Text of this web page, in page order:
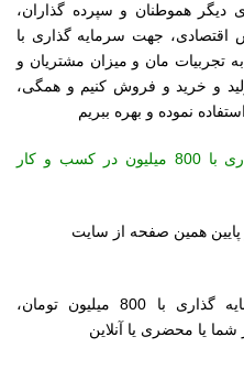
را برای دیگر هموطنان و سپرده گذاران،
اقتصادی، جهت سرمایه گذاری با
به تجربیات مان و میزان مشتریان و
و خرید و فروش کنیم و همگی،
نموده و بهره ببریم
نحوه شروع شراکت و سرمایه گذاری با 800 میلیون در کسب و کار
پایین همین صفحه از سایت
انجام قرارداد شراکت در سرمایه گذاری با 800 میلیون تومان،
یا محضری یا آنلاین